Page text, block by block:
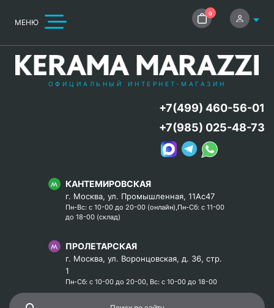
МЕНЮ
0
ОФИЦИАЛЬНЫЙ ИНТЕРНЕТ-МАГАЗИН
КАНТЕМИРОВСКАЯ
г. Москва, ул. Промышленная, 11Ас47
Пн-Вс: с 10-00 до 20-00 (онлайн),Пн-Сб: с 11-00
до 18-00 (склад)
ПРОЛЕТАРСКАЯ
г. Москва, ул. Воронцовская, д. 36, стр.
1
Пн-Сб: с 10-00 до 20-00, Вс: с 10-00 до 18-00
+7(499) 460-56-01
+7(985) 025-48-73